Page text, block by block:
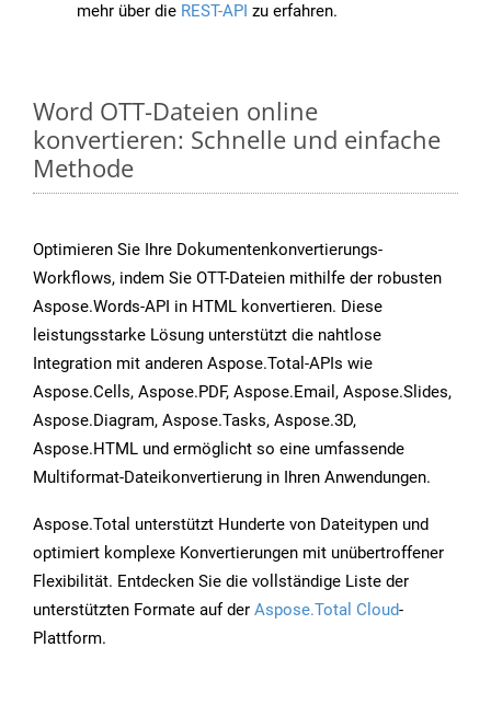
mehr über die REST-API zu erfahren.
Word OTT-Dateien online
konvertieren: Schnelle und einfache
Methode
Optimieren Sie Ihre Dokumentenkonvertierungs-
Workflows, indem Sie OTT-Dateien mithilfe der robusten
Aspose.Words-API in HTML konvertieren. Diese
leistungsstarke Lösung unterstützt die nahtlose
Integration mit anderen Aspose.Total-APIs wie
Aspose.Cells, Aspose.PDF, Aspose.Email, Aspose.Slides,
Aspose.Diagram, Aspose.Tasks, Aspose.3D,
Aspose.HTML und ermöglicht so eine umfassende
Multiformat-Dateikonvertierung in Ihren Anwendungen.
Aspose.Total unterstützt Hunderte von Dateitypen und
optimiert komplexe Konvertierungen mit unübertroffener
Flexibilität. Entdecken Sie die vollständige Liste der
unterstützten Formate auf der Aspose.Total Cloud-
Plattform.